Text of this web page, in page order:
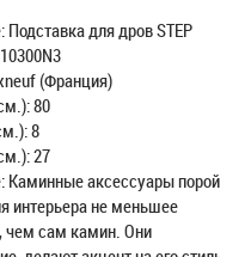
Подставка для дров STEP
(Франция)
80
8
27
Каминные аксессуары порой
интерьера не меньшее
чем сам камин. Они